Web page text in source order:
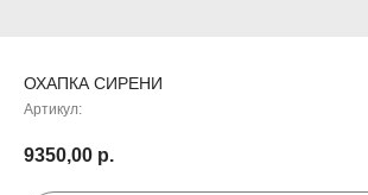
ОХАПКА СИРЕНИ
Артикул:
9350,00 р.